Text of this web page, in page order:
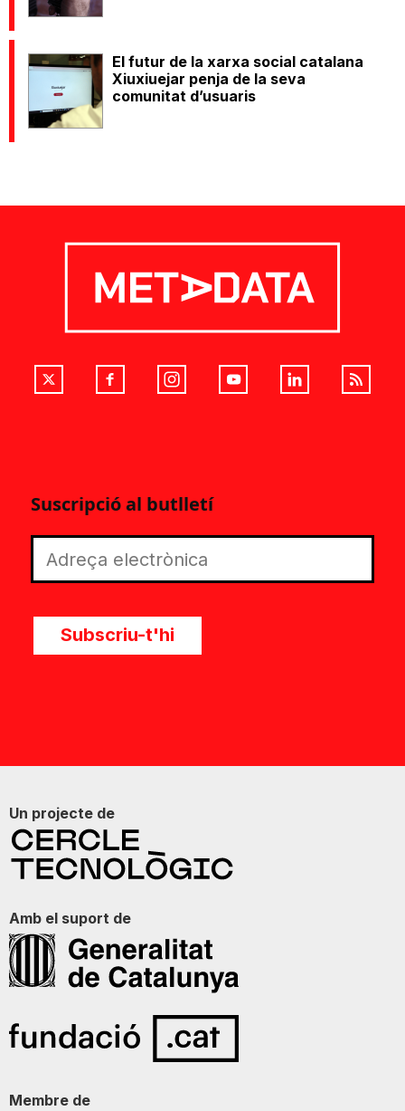
El futur de la xarxa social catalana
Xiuxiuejar penja de la seva
comunitat d’usuaris
Suscripció al butlletí
Subscriu-t'hi
Un projecte de
Amb el suport de
Membre de